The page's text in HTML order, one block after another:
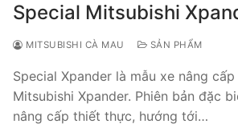
Special Mitsubishi
MITSUBISHI CÀ MAU SẢN PHẨM
Special Xpander là mẫu xe nâng
Mitsubishi Xpander. Phiên bản đặc
nâng cấp thiết thực, hướng tới…